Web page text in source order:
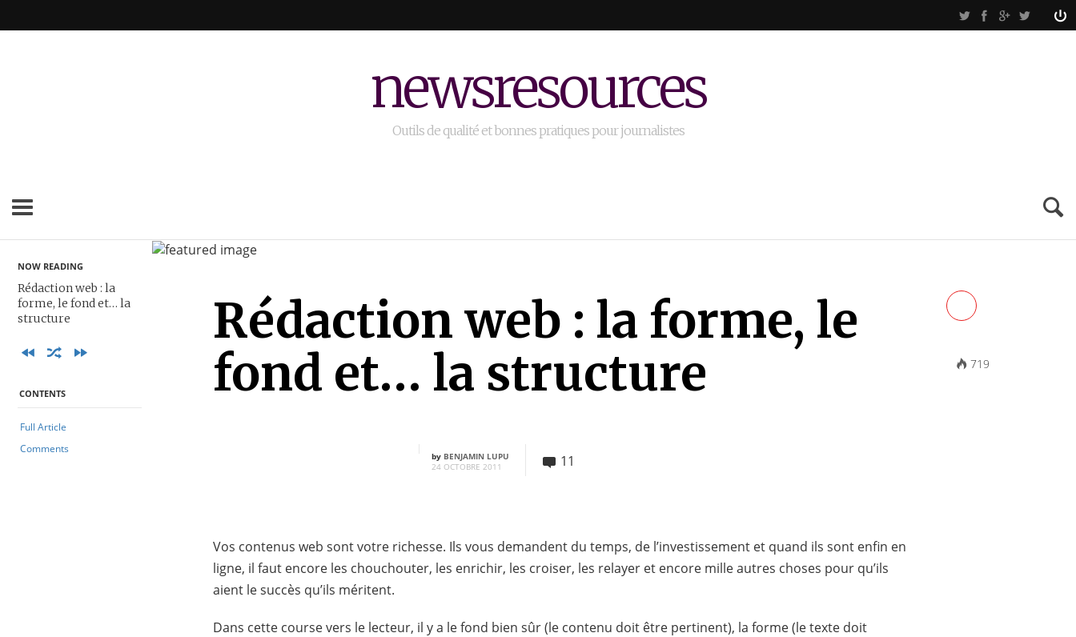
newsresources
Outils de qualité et bonnes pratiques pour journalistes
NOW READING
Rédaction web : la
forme, le fond et… la
structure
CONTENTS
Full Article
Comments
719
Rédaction web : la forme, le
fond et… la structure
by BENJAMIN LUPU
24 OCTOBRE 2011
11
Vos contenus web sont votre richesse. Ils vous demandent du temps, de l’investissement et quand ils sont enfin en
ligne, il faut encore les chouchouter, les enrichir, les croiser, les relayer et encore mille autres choses pour qu’ils
aient le succès qu’ils méritent.
Dans cette course vers le lecteur, il y a le fond bien sûr (le contenu doit être pertinent), la forme (le texte doit